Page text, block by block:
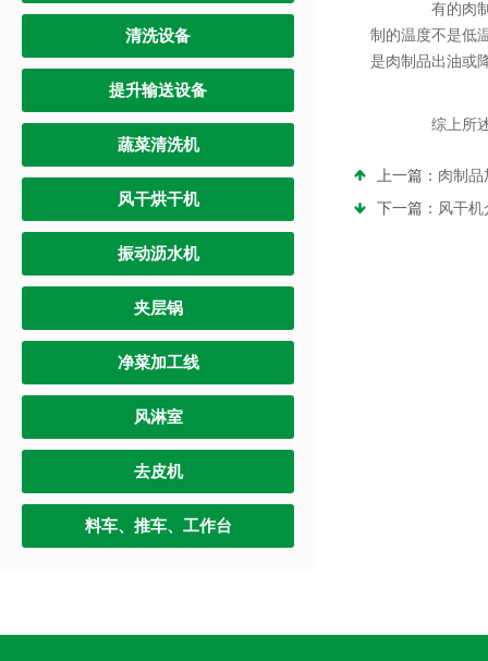
清洗设备
提升输送设备
蔬菜清洗机
风干烘干机
振动沥水机
夹层锅
净菜加工线
风淋室
去皮机
料车、推车、工作台
有的肉制
制的温度不是低
是肉制品出油或
综上所述
上一篇： 肉制品
下一篇： 风干机